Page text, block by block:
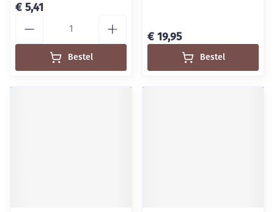
€ 5,41
Bestel
€ 19,95
Bestel